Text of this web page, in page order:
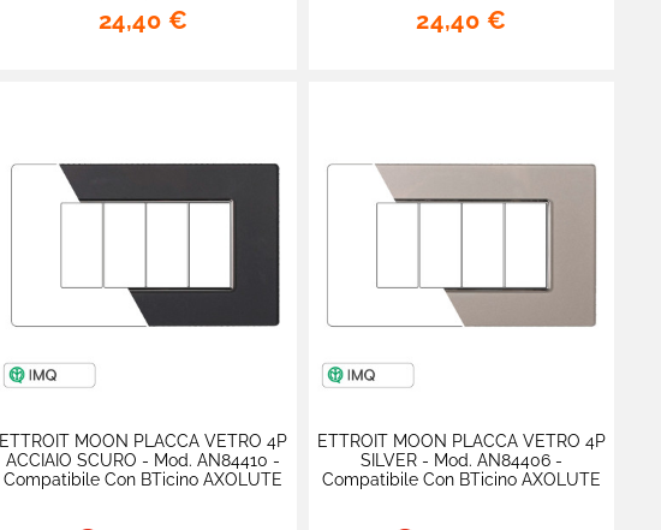
24,40 € 24,40 €
ETTROIT MOON PLACCA VETRO 4P
ACCIAIO SCURO - Mod. AN84410 -
Compatibile Con BTicino AXOLUTE
ETTROIT MOON PLACCA VETRO 4P
SILVER - Mod. AN84406 -
Compatibile Con BTicino AXOLUTE